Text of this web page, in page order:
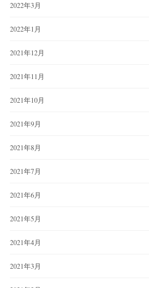
2022年3月
2022年1月
2021年12月
2021年11月
2021年10月
2021年9月
2021年8月
2021年7月
2021年6月
2021年5月
2021年4月
2021年3月